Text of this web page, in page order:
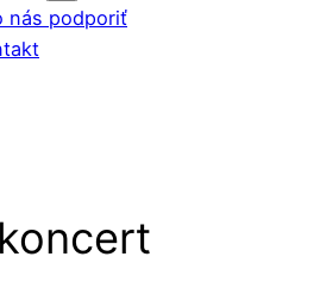
nás podporiť
koncert